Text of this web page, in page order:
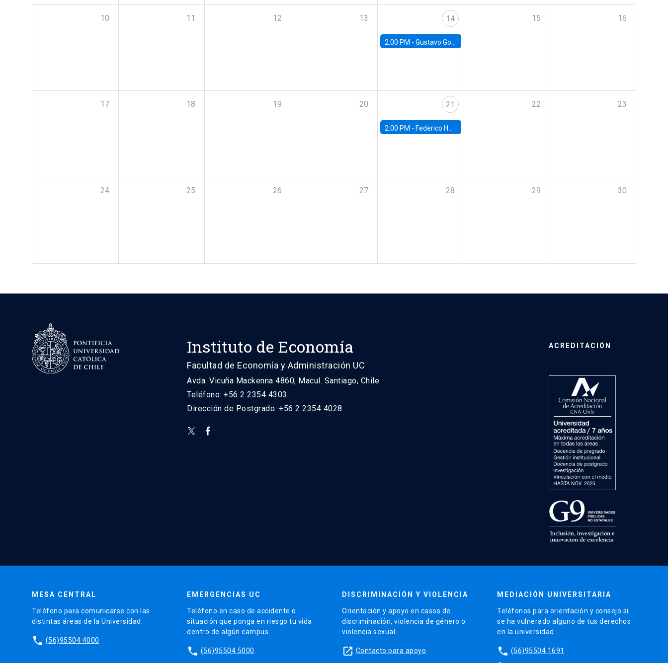
10 11 12 13 14
2:00 PM - Gustavo González - Banco Central de Chile
15 16
17 18 19 20 21
2:00 PM - Federico Huneeus - Banco Central de Chile
22 23
24 25 26 27 28 29 30
Instituto de Economía
Facultad de Economía y Administración UC
Avda. Vicuña Mackenna 4860, Macul. Santiago, Chile
Teléfono: +56 2 2354 4303
Dirección de Postgrado: +56 2 2354 4028
ACREDITACIÓN
MESA CENTRAL
Teléfono para comunicarse con las
distintas áreas de la Universidad.
phone (56)95504 4000
EMERGENCIAS UC
Teléfono en caso de accidente o
situación que ponga en riesgo tu vida
dentro de algún campus.
phone (56)95504 5000
DISCRIMINACIÓN Y VIOLENCIA
Orientación y apoyo en casos de
discriminación, violencia de género o
violencia sexual.
launch Contacto para apoyo
MEDIACIÓN UNIVERSITARIA
Teléfonos para orientación y consejo si
se ha vulnerado alguno de tus derechos
en la universidad.
phone (56)95504 1691